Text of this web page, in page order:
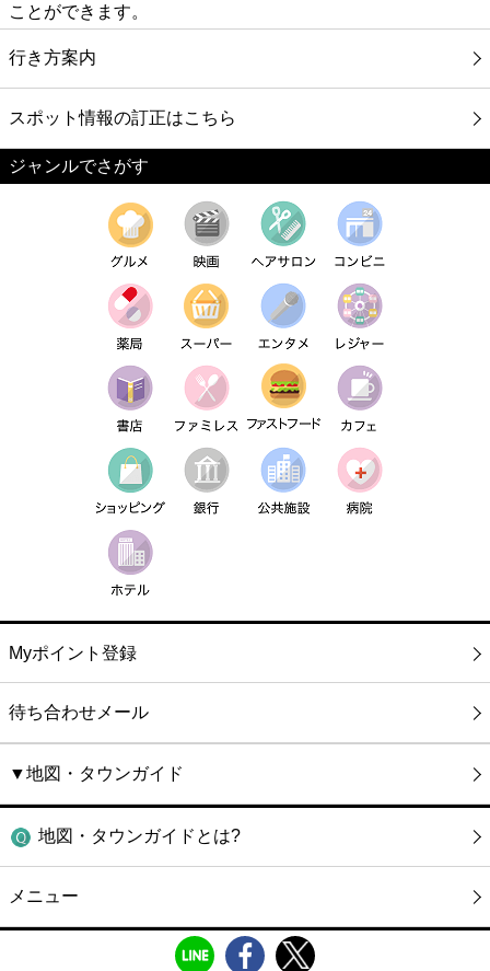
ことができます。
行き方案内
スポット情報の訂正はこちら
ジャンルでさがす
Myポイント登録
待ち合わせメール
▼地図・タウンガイド
地図・タウンガイドとは?
メニュー